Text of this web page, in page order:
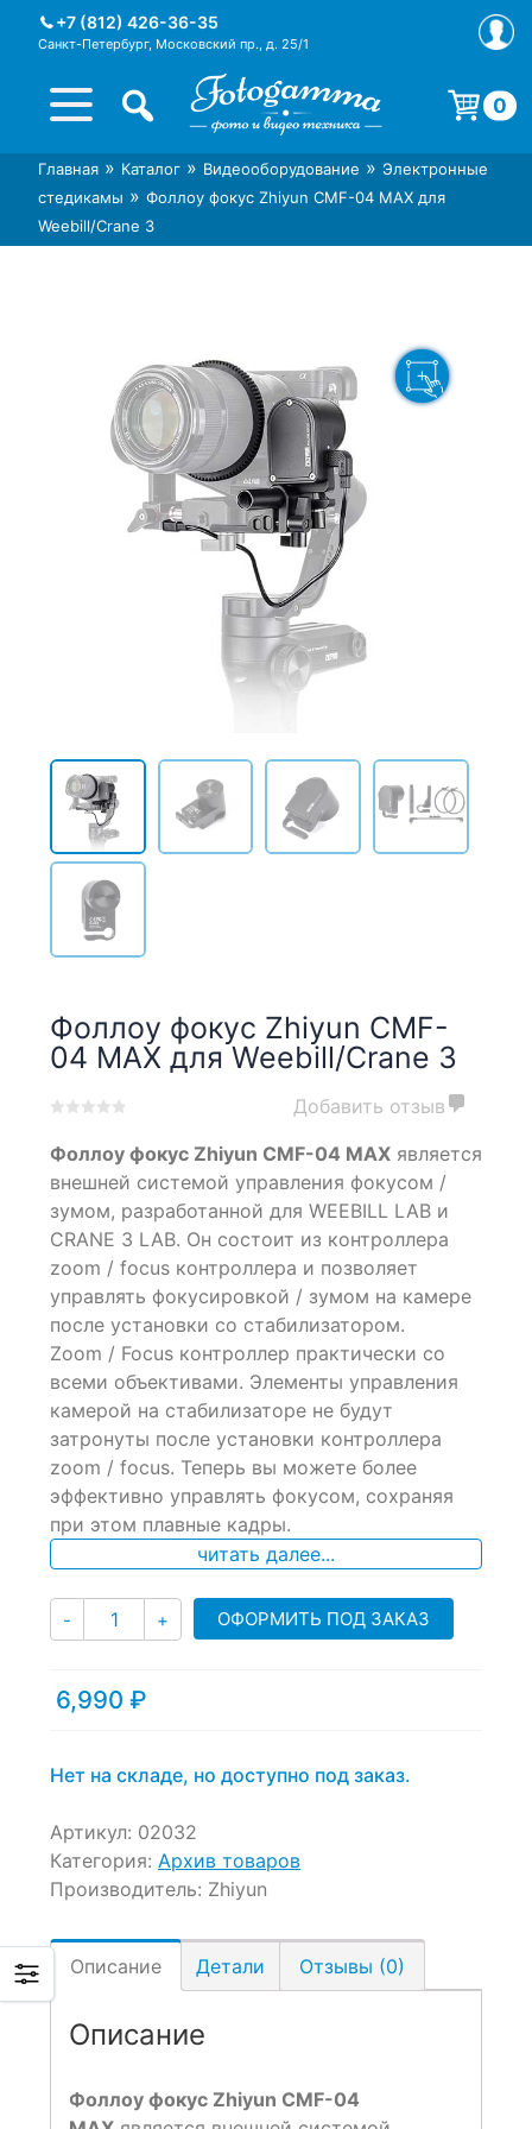
+7 (812) 426-36-35
Санкт-Петербург, Московский пр., д. 25/1
Интернет-магазин фототехники
Foto-Gamma в СПб
Магазин фотоаксессуаров foto-
gamma.ru
0
Корзина пуста.
Главная » Каталог » Видеооборудование » Электронные
стедикамы » Фоллоу фокус Zhiyun CMF-04 MAX для
Weebill/Crane 3
Фоллоу фокус Zhiyun CMF-
04 MAX для Weebill/Crane 3
out
on
customer
ratings
Добавить отзыв
Фоллоу фокус Zhiyun CMF-04 MAX является
внешней системой управления фокусом /
зумом, разработанной для WEEBILL LAB и
CRANE 3 LAB. Он состоит из контроллера
zoom / focus контроллера и позволяет
управлять фокусировкой / зумом на камере
после установки со стабилизатором.
Zoom / Focus контроллер практически со
всеми объективами. Элементы управления
камерой на стабилизаторе не будут
затронуты после установки контроллера
zoom / focus. Теперь вы можете более
эффективно управлять фокусом, сохраняя
при этом плавные кадры.
читать далее...
- Количество
+ ОФОРМИТЬ ПОД ЗАКАЗ
6,990 ₽
Нет на складе, но доступно под заказ.
Артикул: 02032
Категория: Архив товаров
Производитель: Zhiyun
Описание Детали Отзывы (0)
Описание
Фоллоу фокус Zhiyun CMF-04